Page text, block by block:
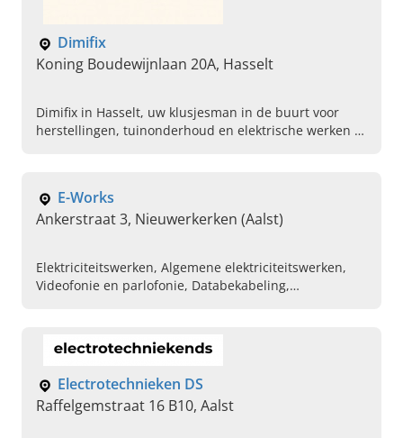
Dimifix
Koning Boudewijnlaan 20A, Hasselt
Dimifix in Hasselt, uw klusjesman in de buurt voor
herstellingen, tuinonderhoud en elektrische werken in
E-Works
Ankerstraat 3, Nieuwerkerken (Aalst)
Elektriciteitswerken, Algemene elektriciteitswerken,
Videofonie en parlofonie, Databekabeling,
Electrotechnieken DS
Raffelgemstraat 16 B10, Aalst